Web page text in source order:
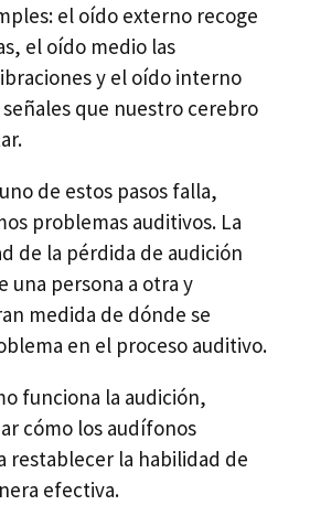
el oído externo recoge
el oído medio las
y el oído interno
que nuestro cerebro
de estos pasos falla,
problemas auditivos. La
de la pérdida de audición
una persona a otra y
medida de dónde se
en el proceso auditivo.
funciona la audición,
cómo los audífonos
restablecer la habilidad de
efectiva.